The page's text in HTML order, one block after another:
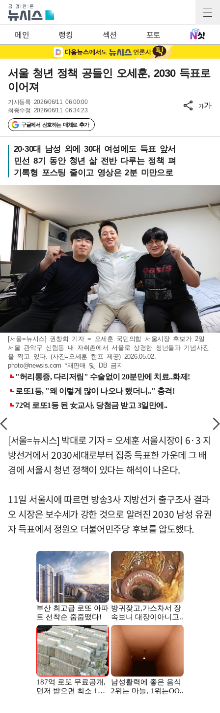
메인 랭킹 섹션 포토
서울 청년 정책 공들인 오세훈, 2030 득표로
이어져
기사등록 2026/06/11 06:00:00
최종수정 2026/06/11 06:34:23
구글에서 선호하는 매체로 추가
가가
20·30대 남성 외에 30대 여성에도 득표 앞서
민선 8기 동안 청년 삶 전반 다루는 정책 펴
기록형 포스팅 줄이고 영상은 2분 미만으로
[서울=뉴시스] 권창회 기자 = 오세훈 국민의힘 서울시장 후보가 2일
서울 관악구 신림동 내 자취촌에서 서울로 상경한 청년들과 기념사진
을 찍고 있다. (사진=오세훈 캠프 제공) 2026.05.02.
photo@newsis.com *재판매 및 DB 금지
[서울=뉴시스] 박대로 기자 = 오세훈 서울시장이 6·3 지
방선거에서 2030세대로부터 집중 득표한 가운데 그 배
경에 서울시 청년 정책이 있다는 해석이 나온다.
11일 서울시에 따르면 방송3사 지방선거 출구조사 결과
오 시장은 보수세가 강한 것으로 알려진 2030 남성 유권
자 득표에서 정원오 더불어민주당 후보를 압도했다.